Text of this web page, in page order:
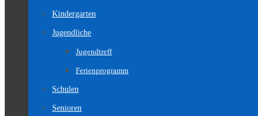
Kindergarten
Jugendliche
Jugendtreff
Ferienprogramm
Schulen
Senioren